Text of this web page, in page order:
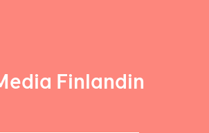
Finlandin